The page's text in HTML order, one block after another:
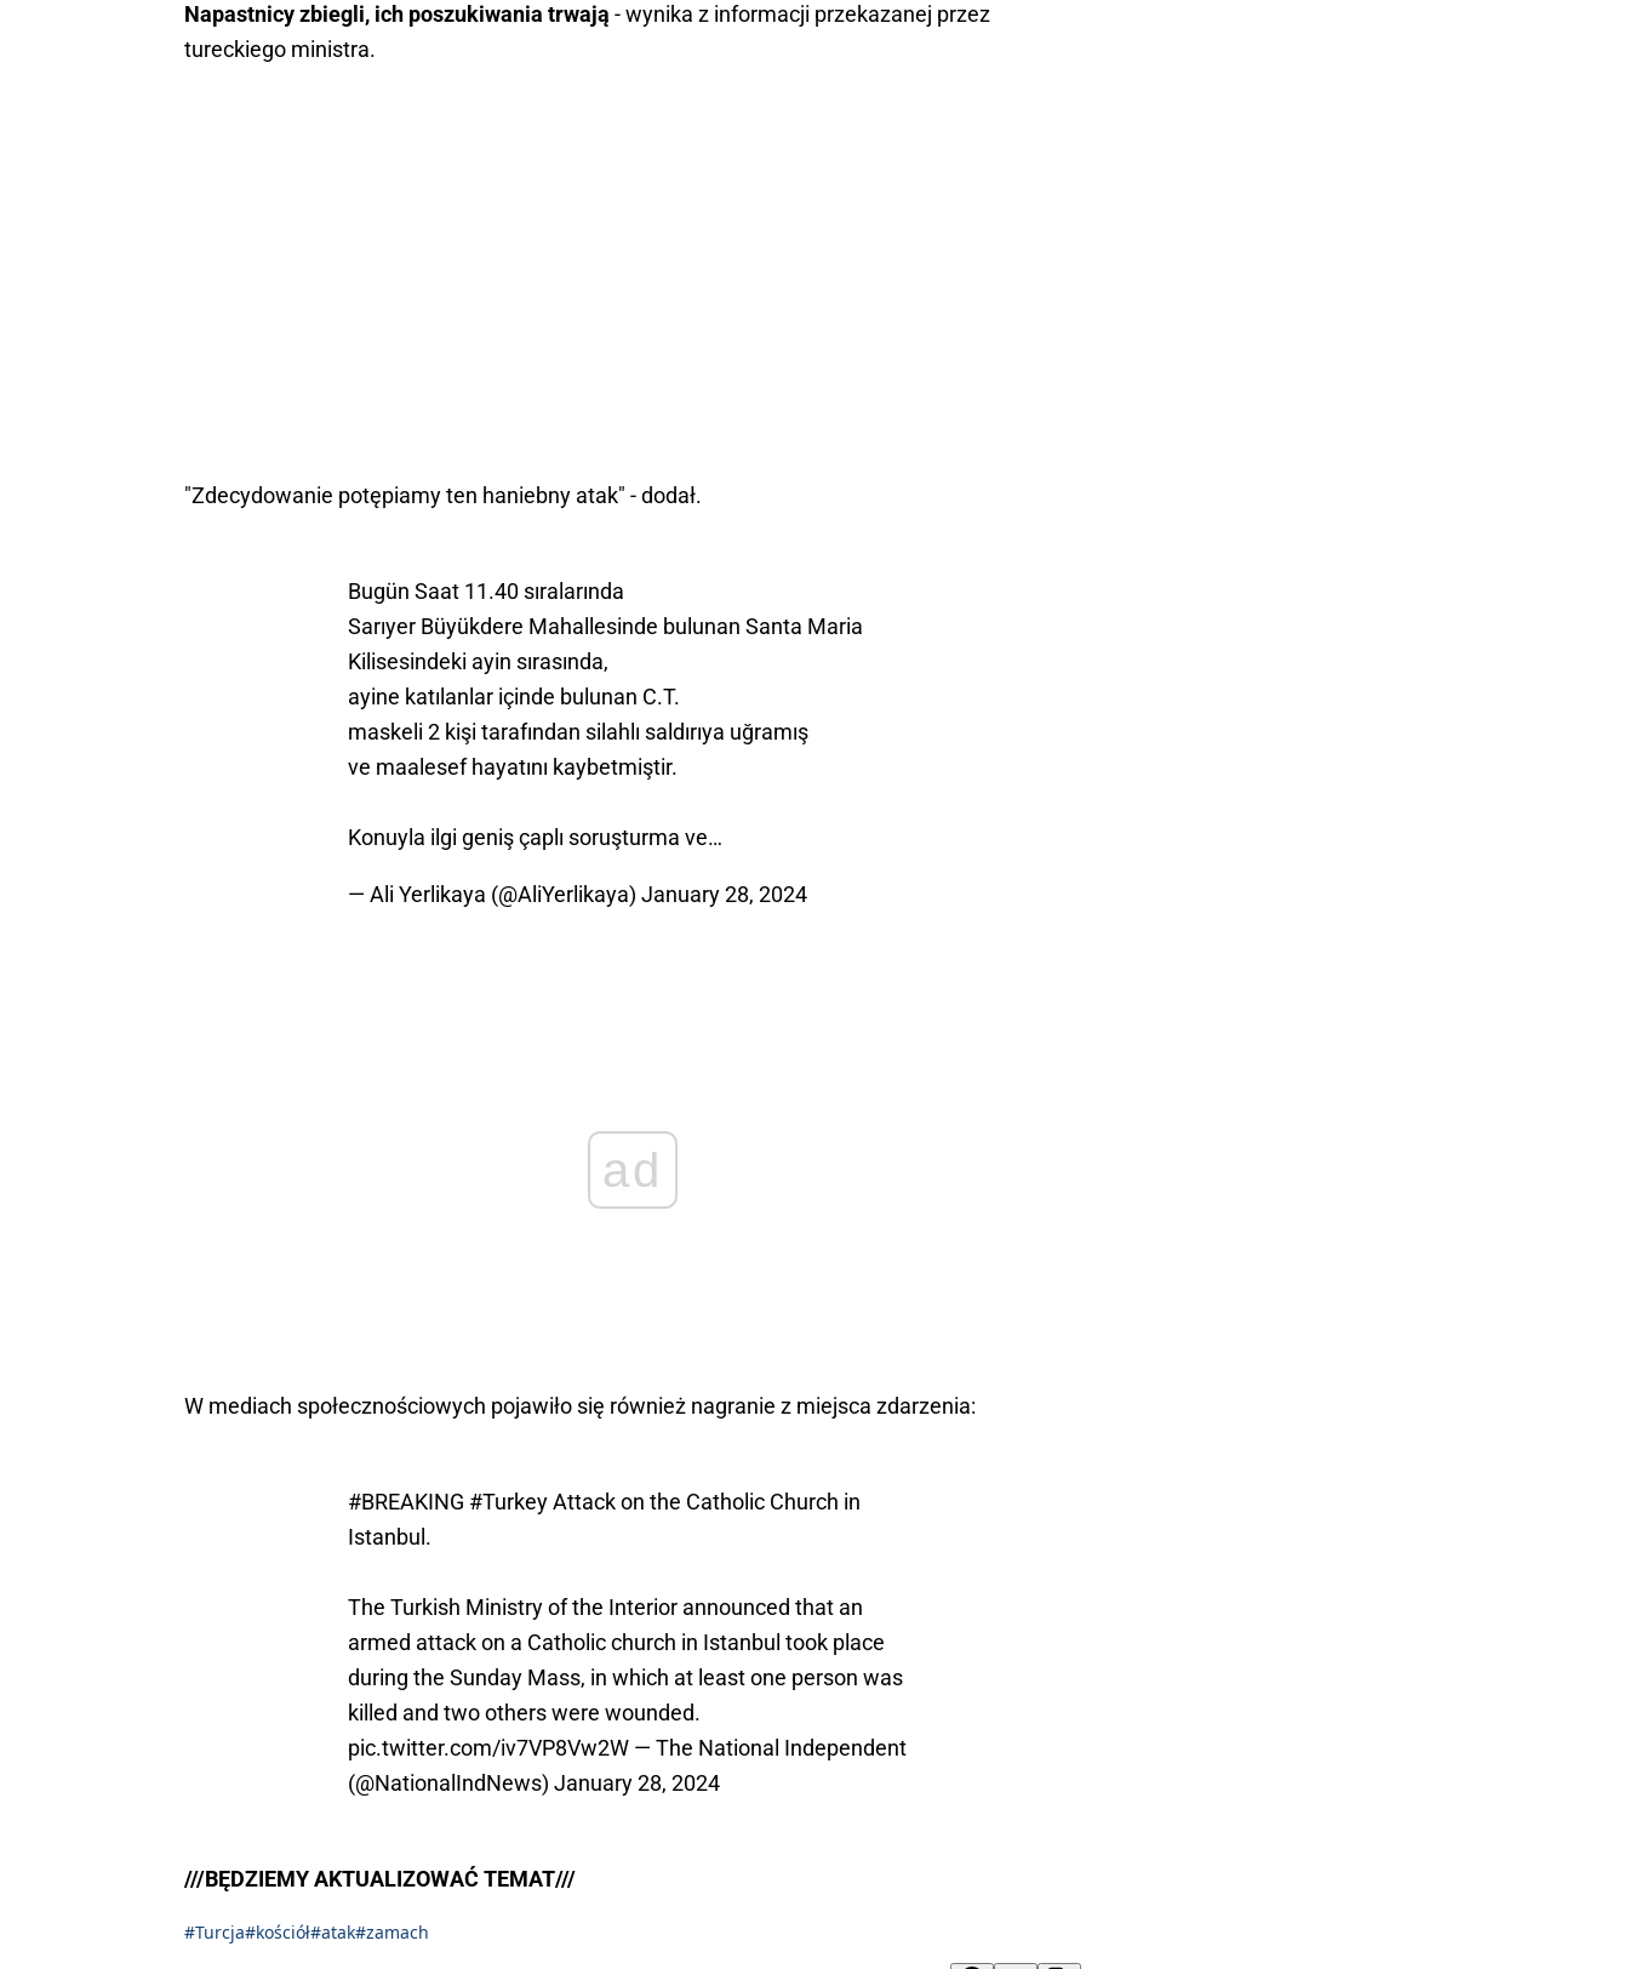
Napastnicy zbiegli, ich poszukiwania trwają - wynika z informacji przekazanej przez
tureckiego ministra.
"Zdecydowanie potępiamy ten haniebny atak" - dodał.
Bugün Saat 11.40 sıralarında
Sarıyer Büyükdere Mahallesinde bulunan Santa Maria
Kilisesindeki ayin sırasında,
ayine katılanlar içinde bulunan C.T.
maskeli 2 kişi tarafından silahlı saldırıya uğramış
ve maalesef hayatını kaybetmiştir.
Konuyla ilgi geniş çaplı soruşturma ve…
— Ali Yerlikaya (@AliYerlikaya) January 28, 2024
ad
W mediach społecznościowych pojawiło się również nagranie z miejsca zdarzenia:
#BREAKING #TurkeyAttack on the Catholic Church in
Istanbul.
The Turkish Ministry of the Interior announced that an
armed attack on a Catholic church in Istanbul took place
during the Sunday Mass, in which at least one person was
killed and two others were wounded.
pic.twitter.com/iv7VP8Vw2W — The National Independent
(@NationalIndNews) January 28, 2024
///BĘDZIEMY AKTUALIZOWAĆ TEMAT///
#Turcja#kościół#atak#zamach